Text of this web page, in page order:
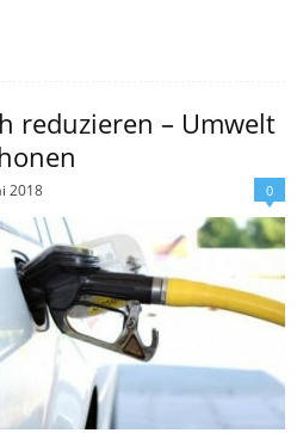
reduzieren – Umwelt
2018 0